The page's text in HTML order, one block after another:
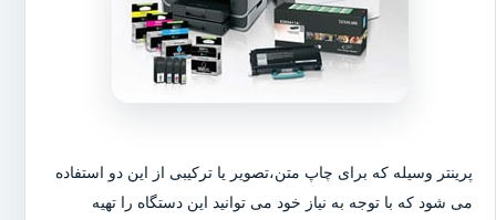
پرینتر وسیله که برای چاپ متن،تصویر یا ترکیبی از این دو استفاده
می شود که با توجه به نیاز خود می توانید این دستگاه را تهیه